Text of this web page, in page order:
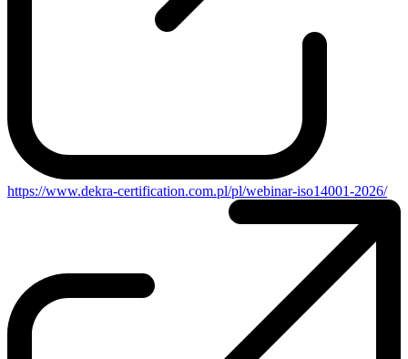
https://www.dekra-certification.com.pl/pl/webinar-iso14001-2026/